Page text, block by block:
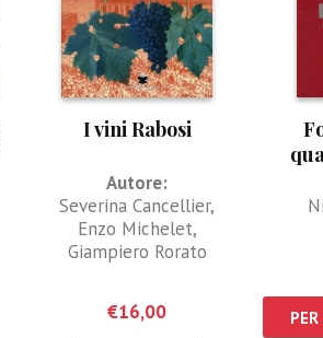
I vini Rabosi
Autore:
Severina Cancellier,
Enzo Michelet,
Giampiero Rorato
€16,00